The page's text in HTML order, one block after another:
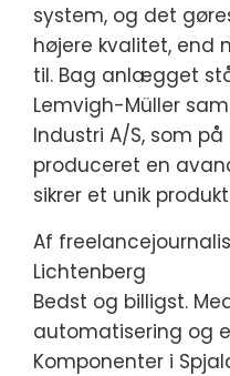
system, og det
højere kvalitet, end
til. Bag anlægget
Lemvigh-Müller
Industri A/S, som
produceret en
sikrer et unik
Af
Lichtenberg
Bedst og billigst.
automatisering og
Komponenter i